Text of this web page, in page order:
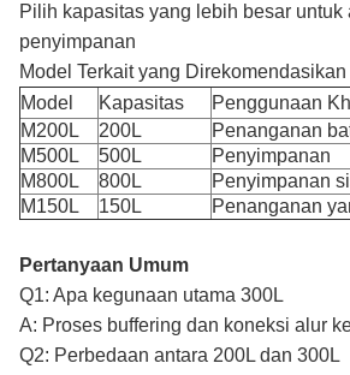
Pilih kapasitas yang lebih besar
penyimpanan
Model Terkait yang Direkomendasikan
Model
Kapasitas
Penggunaan
M200L
200L
Penanganan
M500L
500L
Penyimpanan
M800L
800L
Penyimpanan
M150L
150L Penanganan
Pertanyaan Umum
Q1: Apa kegunaan utama 300L
A: Proses buffering dan koneksi alur
Q2: Perbedaan antara 200L dan 300L